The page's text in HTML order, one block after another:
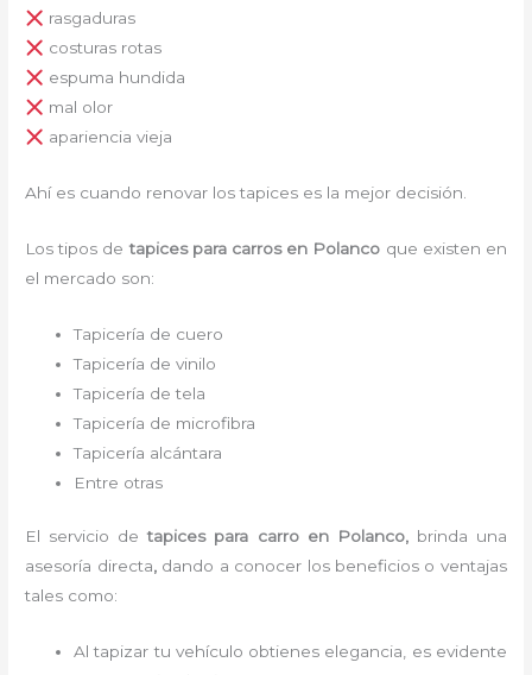
rasgaduras
costuras rotas
espuma hundida
mal olor
apariencia vieja
Ahí es cuando renovar los tapices es la mejor decisión.
Los tipos detapices para carrosen Polanco que existen en
el mercado son:
Tapicería de cuero
Tapicería de vinilo
Tapicería de tela
Tapicería de microfibra
Tapicería alcántara
Entre otras
El servicio detapices para carroen Polanco, brinda una
asesoría directa, dando a conocer los beneficios o ventajas
tales como:
Al tapizar tu vehículo obtienes elegancia, es evidente